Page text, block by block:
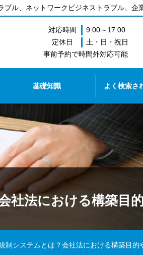
ブル、ネットワークビジネストラブル、
対応時間
9:00～17:00
定休日
土・日・祝日
事前予約で時間外対応可能
基礎知識 よく検索さ
社法における構築目
制システムとは？会社法における構築目的